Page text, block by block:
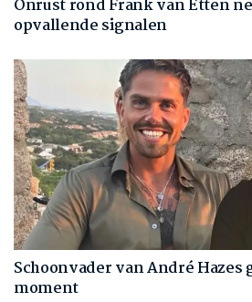
Onrust rond Frank van Etten
opvallende signalen
Schoonvader van André
moment